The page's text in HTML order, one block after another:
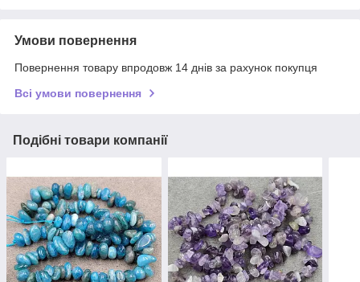
Умови повернення
Повернення товару впродовж 14 днів за рахунок покупця
Всі умови повернення
Подібні товари компанії